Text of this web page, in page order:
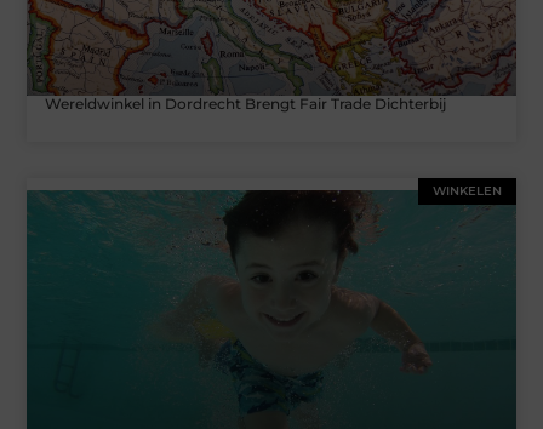
Wereldwinkel in Dordrecht Brengt Fair Trade Dichterbij
WINKELEN